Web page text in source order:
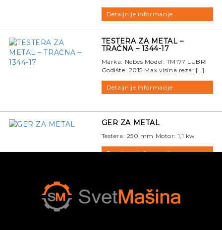
Detaljnije informacije
TESTERA ZA METAL –
TRAČNA – 1344-17
Marka: Nebes Model: TM177 LUBRI
Godište: 2015 Max visina reza: […]
Detaljnije informacije
GER ZA METAL
Testera: 250 mm Motor: 1,1 kw
Detaljnije informacije
TESTERA ZA METAL UPAM